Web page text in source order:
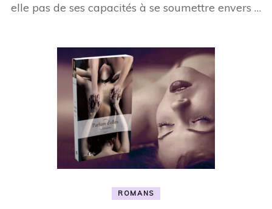
elle pas de ses capacités à se soumettre envers …
ROMANS